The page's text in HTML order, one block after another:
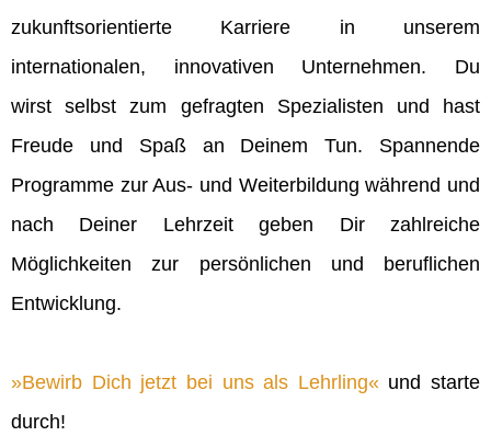
zukunftsorientierte Karriere in unserem
internationalen, innovativen Unternehmen. Du
wirst selbst zum gefragten Spezialisten und hast
Freude und Spaß an Deinem Tun. Spannende
Programme zur Aus- und Weiterbildung während und
nach Deiner Lehrzeit geben Dir zahlreiche
Möglichkeiten zur persönlichen und beruflichen
Entwicklung.
Bewirb Dich jetzt bei uns als Lehrling und starte
durch!